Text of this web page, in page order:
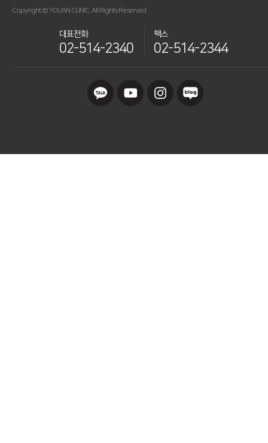
Copyright © YOUAN CLINIC. All Rights Reserved
대표전화
02-514-2340
팩스
02-514-2344